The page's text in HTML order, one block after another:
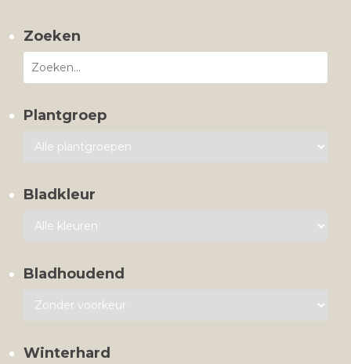
Zoeken
Plantgroep
Bladkleur
Bladhoudend
Winterhard